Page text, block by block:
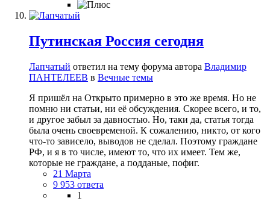
Путинская Россия сегодня
Лапчатый ответил на тему форума автора Владимир
ПАНТЕЛЕЕВ в Вечные темы
Я пришёл на Открыто примерно в это же время. Но не
помню ни статьи, ни её обсуждения. Скорее всего, и то,
и другое забыл за давностью. Но, таки да, статья тогда
была очень своевременой. К сожалению, никто, от кого
что-то зависело, выводов не сделал. Поэтому граждане
РФ, и я в то числе, имеют то, что их имеет. Тем же,
которые не граждане, а подданые, пофиг.
21 Марта
9 953 ответа
1